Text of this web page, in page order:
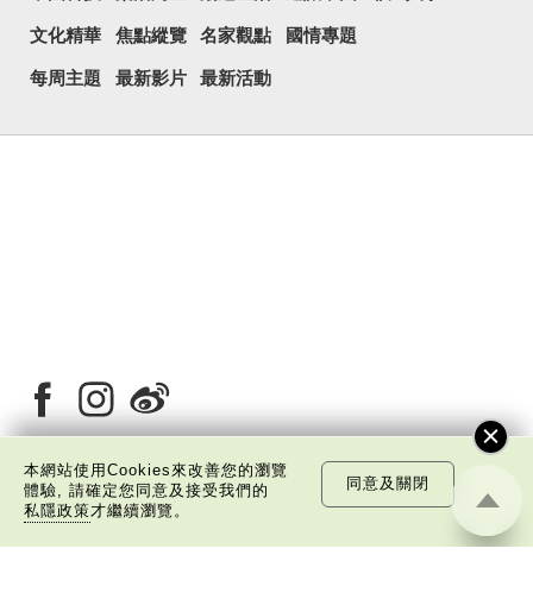
文化精華 焦點縱覽 名家觀點 國情專題
每周主題 最新影片 最新活動
關於我們 版權告示 私隱政策聲明 免責聲明
本網站使用Cookies來改善您的瀏覽
體驗, 請確定您同意及接受我們的
私隱政策才繼續瀏覽。
同意及關閉